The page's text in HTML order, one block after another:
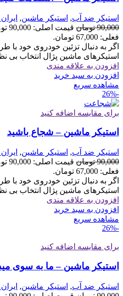
استیکر ضد آب, استیکر ماشین,
90,000 تومان قیمت اصلی: 90,000 تومان بود.
فعلی: 67,000 تومان.
اگر به دنبال تزئین خودروی خود با
استیکرهای ماشین پژال انتخاب بی
افزودن به علاقه مندی
افزودن به سبد خرید
مشاهده سریع
-26%
برای مقایسه اضافه کنید
استیکر ماشین – شجاع باشید
استیکر ضد آب, استیکر ماشین,
90,000 تومان قیمت اصلی: 90,000 تومان بود.
فعلی: 67,000 تومان.
اگر به دنبال تزئین خودروی خود با
استیکرهای ماشین پژال انتخاب بی
افزودن به علاقه مندی
افزودن به سبد خرید
مشاهده سریع
-26%
برای مقایسه اضافه کنید
استیکر ماشین – ما به سوی
استیکر ضد آب, استیکر ماشین,